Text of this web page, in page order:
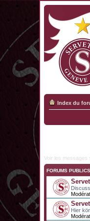
Index du
Voir les messages
FORUMS PUBLICS
Hier